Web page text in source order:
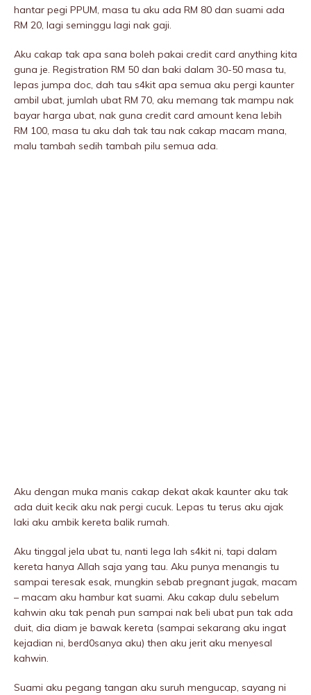
hantar pegi PPUM, masa tu aku ada RM 80 dan suami ada
RM 20, lagi seminggu lagi nak gaji.
Aku cakap tak apa sana boleh pakai credit card anything kita
guna je. Registration RM 50 dan baki dalam 30-50 masa tu,
lepas jumpa doc, dah tau s4kit apa semua aku pergi kaunter
ambil ubat, jumlah ubat RM 70, aku memang tak mampu nak
bayar harga ubat, nak guna credit card amount kena lebih
RM 100, masa tu aku dah tak tau nak cakap macam mana,
malu tambah sedih tambah pilu semua ada.
Aku dengan muka manis cakap dekat akak kaunter aku tak
ada duit kecik aku nak pergi cucuk. Lepas tu terus aku ajak
laki aku ambik kereta balik rumah.
Aku tinggal jela ubat tu, nanti lega lah s4kit ni, tapi dalam
kereta hanya Allah saja yang tau. Aku punya menangis tu
sampai teresak esak, mungkin sebab pregnant jugak, macam
– macam aku hambur kat suami. Aku cakap dulu sebelum
kahwin aku tak penah pun sampai nak beli ubat pun tak ada
duit, dia diam je bawak kereta (sampai sekarang aku ingat
kejadian ni, berd0sanya aku) then aku jerit aku menyesal
kahwin.
Suami aku pegang tangan aku suruh mengucap, sayang ni